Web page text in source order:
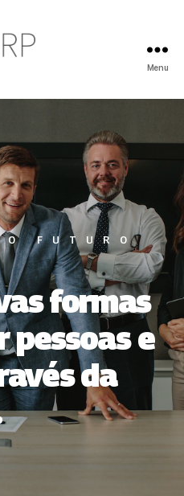
Menu
FUTURO
formas
pessoas e
da